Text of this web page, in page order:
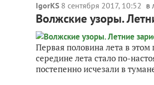
IgorKS 8 сентября 2017, 10:52 в
Волжские узоры.
Первая половина лета в
середине лета стало по-
постепенно исчезали в